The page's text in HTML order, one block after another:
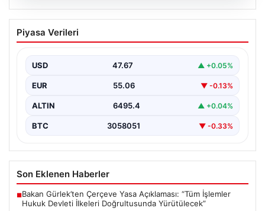
05.08.2026
2026 Kurban Bayramı Emekli
İkramiyeleri Ne Zaman Ödenecek?
milyon emekli vatandaşın gözü kulağı bayram
ikramiyesi…
Piyasa Verileri
USD 47.67 ▲ +0.05%
EUR 55.06 ▼ -0.13%
ALTIN 6495.4 ▲ +0.04%
BTC 3058051 ▼ -0.33%
Son Eklenen Haberler
■Bakan Gürlek’ten Çerçeve Yasa Açıklaması: “Tüm İşlemler
Hukuk Devleti İlkeleri Doğrultusunda Yürütülecek”